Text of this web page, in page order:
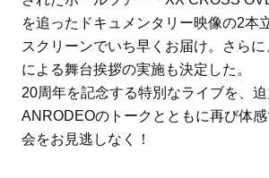
を追ったドキュメンタリー映像の2本
スクリーンでいち早くお届け。さら
による舞台挨拶の実施も決定した。
20周年を記念する特別なライブを、
ANRODEOのトークとともに再び体
会をお見逃しなく！